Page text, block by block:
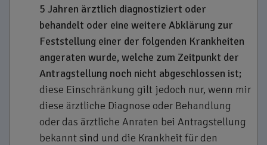
5 Jahren ärztlich diagnostiziert oder
behandelt oder eine weitere Abklärung zur
Feststellung einer der folgenden Krankheiten
angeraten wurde, welche zum Zeitpunkt der
Antragstellung noch nicht abgeschlossen ist;
diese Einschränkung gilt jedoch nur, wenn mir
diese ärztliche Diagnose oder Behandlung
oder das ärztliche Anraten bei Antragstellung
bekannt sind und die Krankheit für den